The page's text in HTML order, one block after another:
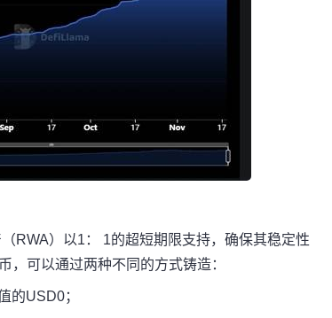
RWA）以1： 1的超短期限支持，确保其稳定性
可以通过两种不同的方式铸造：
的USD0；